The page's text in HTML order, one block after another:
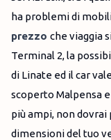
ha problemi di
prezzo che viaggia
Terminal 2, la
di Linate ed il car
scoperto Malpensa
più ampi, non dovrai
dimensioni del tuo